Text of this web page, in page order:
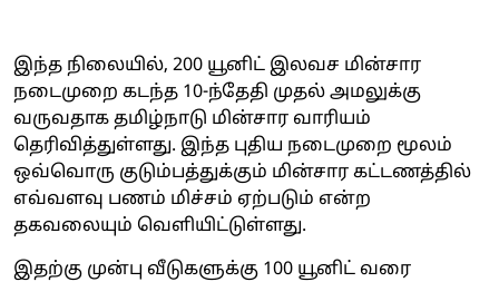
இந்த நிலையில், 200 யூனிட் இலவச மின்சார
நடைமுறை கடந்த 10-ந்தேதி முதல் அமலுக்கு
வருவதாக தமிழ்நாடு மின்சார வாரியம்
தெரிவித்துள்ளது. இந்த புதிய நடைமுறை மூலம்
ஒவ்வொரு குடும்பத்துக்கும் மின்சார கட்டணத்தில்
எவ்வளவு பணம் மிச்சம் ஏற்படும் என்ற
தகவலையும் வெளியிட்டுள்ளது.
இதற்கு முன்பு வீடுகளுக்கு 100 யூனிட் வரை